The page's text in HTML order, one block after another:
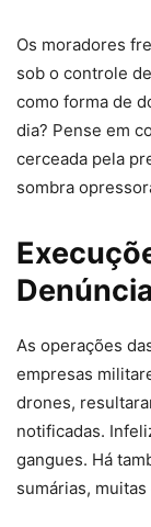
Os moradores
sob o controle
como forma de
dia? Pense em
cerceada pela
sombra
As operações
empresas
drones,
notificadas.
gangues. Há
sumárias,